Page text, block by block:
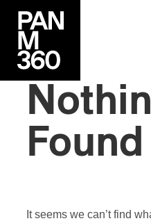
Found
It seems we can’t find